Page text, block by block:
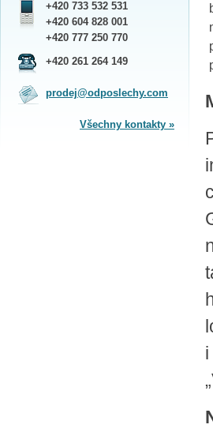
balíkem České pošty nebo přepravní
službou PPL.
SHOWROOM PRAHA
Náš sortiment si můžete
prohlédnout, vyzkoušet a zakoupit
Jsme zkušení odborníci a rádi vám s
+420 733 532 531
+420 604 828 001
+420 777 250 770
+420 261 264 149
prodej@odposlechy.com
Všechny kontakty »